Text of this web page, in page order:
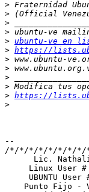
>
>
>
>
> ubuntu-ve en
> https://
> www.ubuntu-
>
>
>
> https://
>
--
/*/*/*/*/*/*/*/
Lic.
Linux User #
UBUNTU User
Punto Fijo -